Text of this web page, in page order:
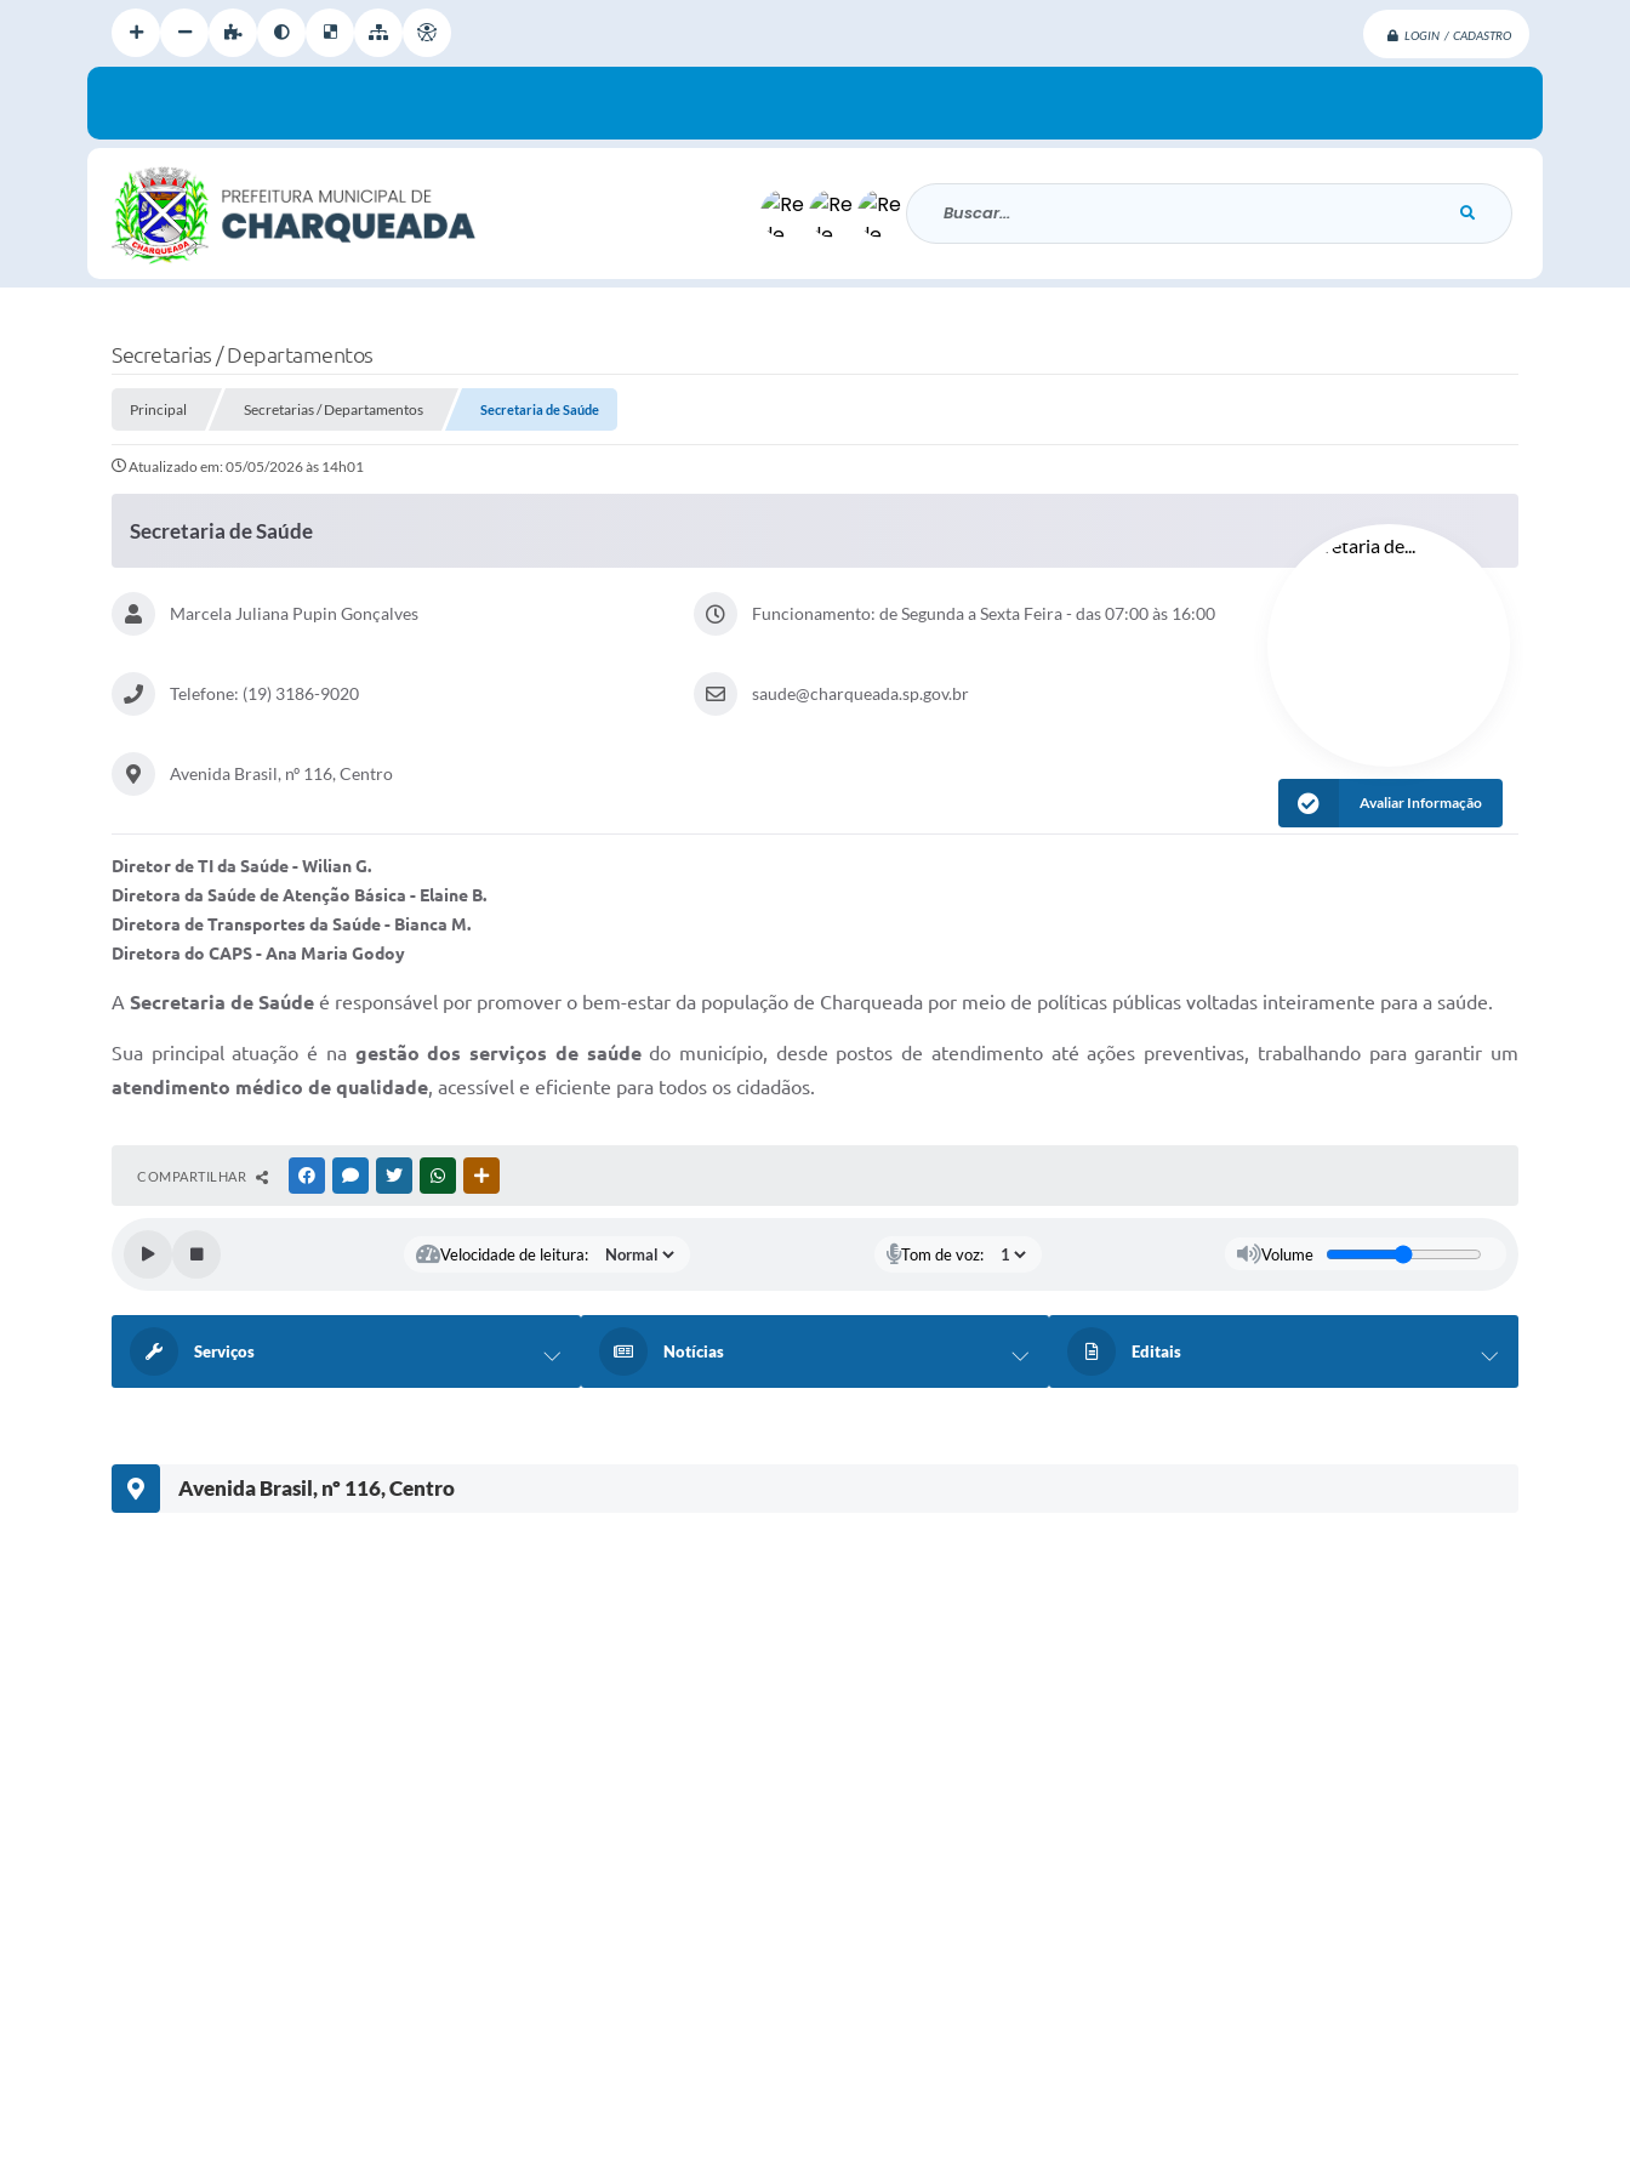
LOGIN / CADASTRO
Buscar...
Secretarias / Departamentos
Principal Secretarias / Departamentos Secretaria de Saúde
Atualizado em: 05/05/2026 às 14h01
Secretaria de Saúde
Marcela Juliana Pupin Gonçalves Funcionamento: de Segunda a Sexta Feira - das 07:00 às 16:00
Telefone: (19) 3186-9020 saude@charqueada.sp.gov.br
Avenida Brasil, nº 116, Centro
Avaliar Informação
Diretor de TI da Saúde - Wilian G.
Diretora da Saúde de Atenção Básica - Elaine B.
Diretora de Transportes da Saúde - Bianca M.
Diretora do CAPS - Ana Maria Godoy
A Secretaria de Saúde é responsável por promover o bem-estar da população de Charqueada por meio de políticas públicas voltadas inteiramente para a saúde.
Sua principal atuação é na gestão dos serviços de saúdedo município, desde postos de atendimento até ações preventivas, trabalhando para garantir um
atendimento médico de qualidade , acessível e eficiente para todos os cidadãos.
COMPARTILHAR FACEBOOKMESSENGER
TWITTERWHATSAPP
Velocidade de leitura: Tom de voz: Volume
Serviços Notícias Editais
Avenida Brasil, nº 116, Centro